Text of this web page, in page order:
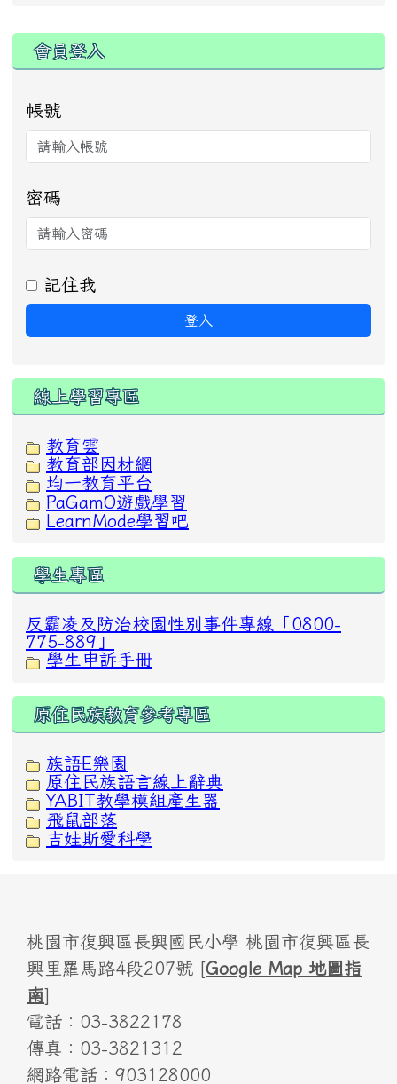
:::
會員登入
帳號
密碼
記住我
登入
線上學習專區
教育雲
教育部因材網
均一教育平台
PaGamO遊戲學習
LearnMode學習吧
學生專區
反霸凌及防治校園性別事件專線「0800-
775-889」
學生申訴手冊
原住民族教育參考專區
族語E樂園
原住民族語言線上辭典
YABIT教學模組產生器
飛鼠部落
吉娃斯愛科學
桃園市復興區長興國民小學 桃園市復興區長
興里羅馬路4段207號 [Google Map 地圖指
南]
電話：03-3822178
傳真：03-3821312
網路電話：903128000